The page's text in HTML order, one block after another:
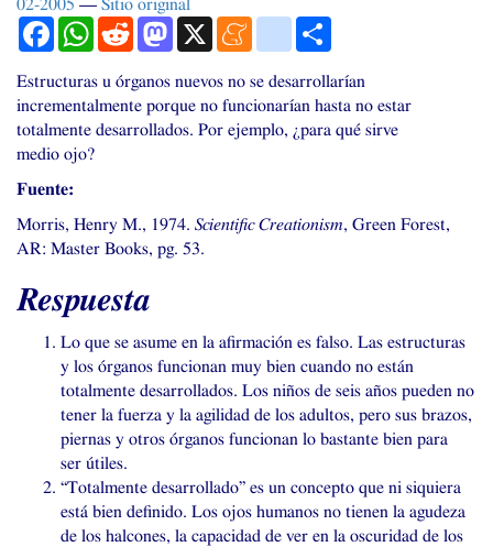
02-2005
Sitio original
FacebookWhatsApp
RedditMastodon
X Meneameblogger_post
Estructuras u órganos nuevos no se desarrollarían
incrementalmente porque no funcionarían hasta no estar
totalmente desarrollados. Por ejemplo, ¿para qué sirve
medio ojo?
Fuente:
Morris, Henry M., 1974. Scientific Creationism, Green Forest,
AR: Master Books, pg. 53.
Respuesta
Lo que se asume en la afirmación es falso. Las estructuras
y los órganos funcionan muy bien cuando no están
totalmente desarrollados. Los niños de seis años pueden no
tener la fuerza y la agilidad de los adultos, pero sus brazos,
piernas y otros órganos funcionan lo bastante bien para
ser útiles.
“Totalmente desarrollado” es un concepto que ni siquiera
está bien definido. Los ojos humanos no tienen la agudeza
de los halcones, la capacidad de ver en la oscuridad de los